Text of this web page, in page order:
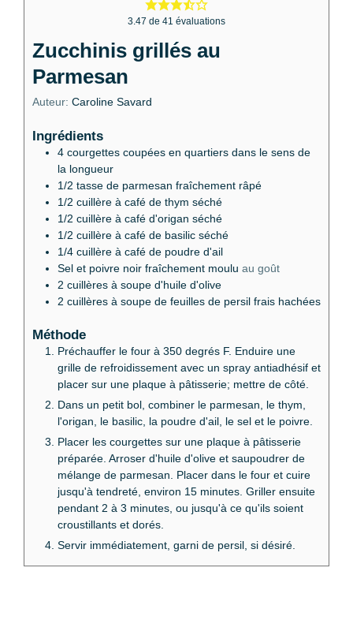
3.47 de 41 évaluations
Zucchinis grillés au
Parmesan
Auteur: Caroline Savard
Ingrédients
4 courgettes coupées en quartiers dans le sens de
la longueur
1/2 tasse de parmesan fraîchement râpé
1/2 cuillère à café de thym séché
1/2 cuillère à café d'origan séché
1/2 cuillère à café de basilic séché
1/4 cuillère à café de poudre d'ail
Sel et poivre noir fraîchement moulu au goût
2 cuillères à soupe d'huile d'olive
2 cuillères à soupe de feuilles de persil frais hachées
Méthode
Préchauffer le four à 350 degrés F. Enduire une
grille de refroidissement avec un spray antiadhésif et
placer sur une plaque à pâtisserie; mettre de côté.
Dans un petit bol, combiner le parmesan, le thym,
l'origan, le basilic, la poudre d'ail, le sel et le poivre.
Placer les courgettes sur une plaque à pâtisserie
préparée. Arroser d'huile d'olive et saupoudrer de
mélange de parmesan. Placer dans le four et cuire
jusqu'à tendreté, environ 15 minutes. Griller ensuite
pendant 2 à 3 minutes, ou jusqu'à ce qu'ils soient
croustillants et dorés.
Servir immédiatement, garni de persil, si désiré.